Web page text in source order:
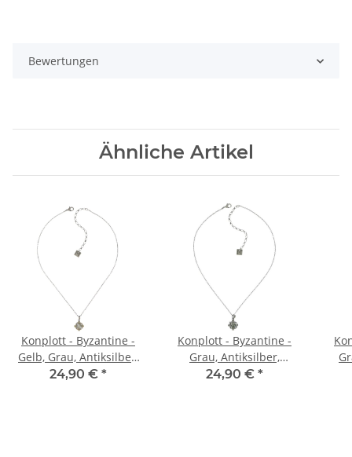
Bewertungen
Ähnliche Artikel
Konplott - Byzantine -
Gelb, Grau, Antiksilber,
Halskette mit Anhänger
24,90 € *
Konplott - Byzantine -
Grau, Antiksilber,
Halskette mit Anhänger
24,90 € *